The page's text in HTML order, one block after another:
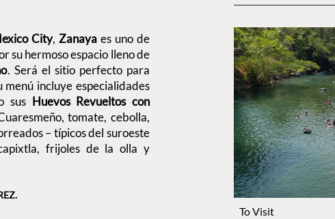
City, Zanaya es uno de
su hermoso espacio lleno de
. Será el sitio perfecto para
menú incluye especialidades
sus Huevos Revueltos con
tomate, cebolla,
– típicos del suroeste
frijoles de la olla y
To Visit